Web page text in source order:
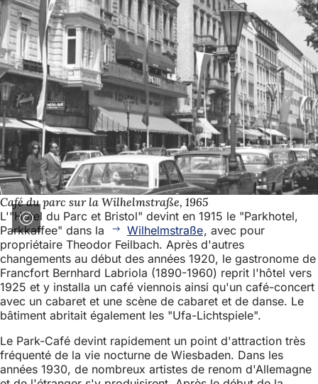
Café du parc sur la Wilhelmstraße, 1965
L'"Hôtel du Parc et Bristol" devint en 1915 le "Parkhotel,
Parkkaffee" dans la
Wilhelmstraße, avec pour
propriétaire Theodor Feilbach. Après d'autres
changements au début des années 1920, le gastronome de
Francfort Bernhard Labriola (1890-1960) reprit l'hôtel vers
1925 et y installa un café viennois ainsi qu'un café-concert
avec un cabaret et une scène de cabaret et de danse. Le
bâtiment abritait également les "Ufa-Lichtspiele".
Le Park-Café devint rapidement un point d'attraction très
fréquenté de la vie nocturne de Wiesbaden. Dans les
années 1930, de nombreux artistes de renom d'Allemagne